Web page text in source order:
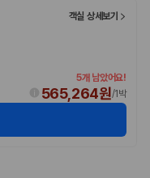
객실 상세보기
5개 남았어요!
565,264원/1박